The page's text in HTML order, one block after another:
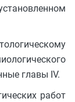
главы IV.
работ